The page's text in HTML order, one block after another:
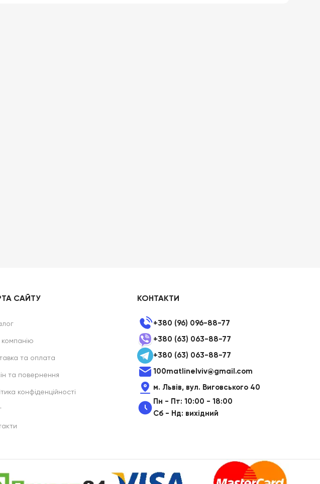
САЙТУ
компанію
та оплата
та повернення
конфіденційності
КОНТАКТИ
+380 (96) 096-88-77
+380 (63) 063-88-77
+380 (63) 063-88-77
100matlinelviv@gmail.com
м. Львів, вул. Виговського 40
Пн - Пт: 10:00 - 18:00
Сб - Нд: вихідний